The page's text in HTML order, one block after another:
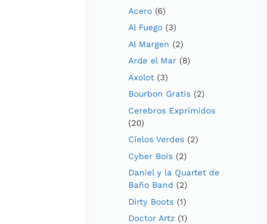
Acero (6)
Al Fuego (3)
Al Margen (2)
Arde el Mar (8)
Axolot (3)
Bourbon Gratis (2)
Cerebros Exprimidos
(20)
Cielos Verdes (2)
Cyber Bois (2)
Daniel y la Quartet de
Baño Band (2)
Dirty Boots (1)
Doctor Artz (1)